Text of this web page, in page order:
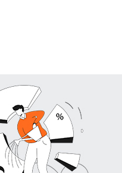
信息。无论是寄送快递、订